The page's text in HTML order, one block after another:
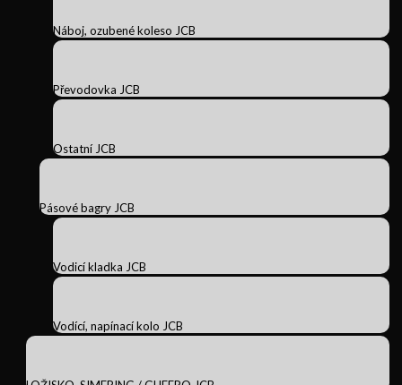
Náboj, ozubené koleso JCB
Převodovka JCB
Ostatní JCB
Pásové bagry JCB
Vodicí kladka JCB
Vodící, napínací kolo JCB